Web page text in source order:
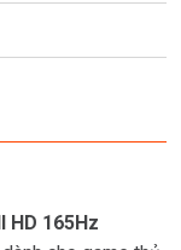
HD 165Hz